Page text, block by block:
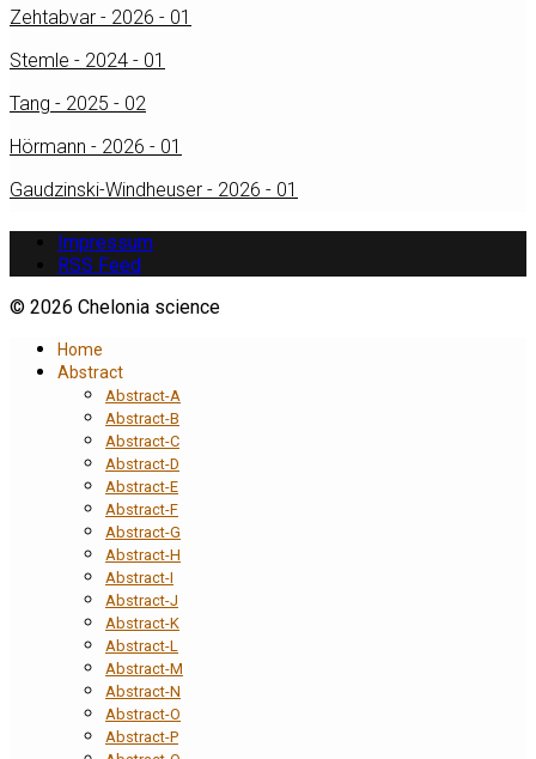
Zehtabvar - 2026 - 01
Stemle - 2024 - 01
Tang - 2025 - 02
Hörmann - 2026 - 01
Gaudzinski-Windheuser - 2026 - 01
Impressum
RSS Feed
© 2026 Chelonia science
Home
Abstract
Abstract-A
Abstract-B
Abstract-C
Abstract-D
Abstract-E
Abstract-F
Abstract-G
Abstract-H
Abstract-I
Abstract-J
Abstract-K
Abstract-L
Abstract-M
Abstract-N
Abstract-O
Abstract-P